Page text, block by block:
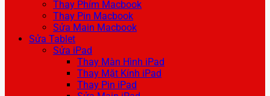
Thay Phím Macbook
Thay Pin Macbook
Sửa Main Macbook
Sửa Tablet
Sửa iPad
Thay Màn Hình iPad
Thay Mặt Kính iPad
Thay Pin iPad